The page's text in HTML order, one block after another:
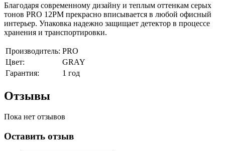
Благодаря современному дизайну и теплым оттенкам серых
тонов PRO 12PM прекрасно вписывается в любой офисный
интерьер. Упаковка надежно защищает детектор в процессе
хранения и транспортировки.
Производитель: PRO
Цвет:
GRAY
Гарантия:
1 год
Отзывы
Пока нет отзывов
Оставить отзыв